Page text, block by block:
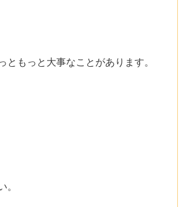
ともっと大事なことがあります。
。